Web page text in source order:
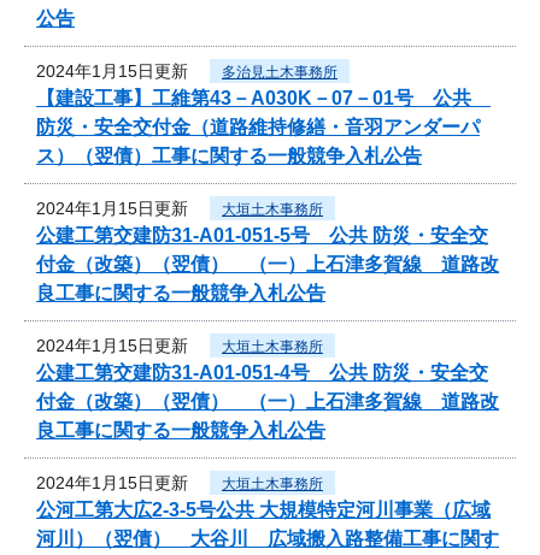
公告
2024年1月15日更新 多治見土木事務所
【建設工事】工維第43－A030K－07－01号 公共
防災・安全交付金（道路維持修繕・音羽アンダーパ
ス）（翌債）工事に関する一般競争入札公告
2024年1月15日更新 大垣土木事務所
公建工第交建防31-A01-051-5号 公共 防災・安全交
付金（改築）（翌債） （一）上石津多賀線 道路改
良工事に関する一般競争入札公告
2024年1月15日更新 大垣土木事務所
公建工第交建防31-A01-051-4号 公共 防災・安全交
付金（改築）（翌債） （一）上石津多賀線 道路改
良工事に関する一般競争入札公告
2024年1月15日更新 大垣土木事務所
公河工第大広2-3-5号公共 大規模特定河川事業（広域
河川）（翌債） 大谷川 広域搬入路整備工事に関す